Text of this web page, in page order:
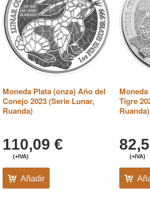
Moneda Plata (onza) Año del
Conejo 2023 (Serie Lunar,
Ruanda)
110,09 €
(+IVA)
Añadir
Tigre
Ruanda)
(+IVA)